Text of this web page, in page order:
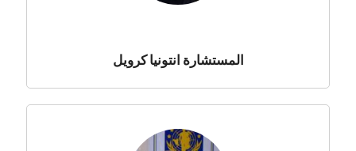
المستشارة انتونيا كرويل